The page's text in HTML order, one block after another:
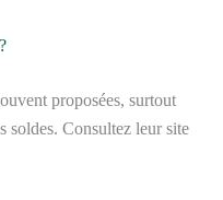
proposées, surtout
soldes. Consultez leur site